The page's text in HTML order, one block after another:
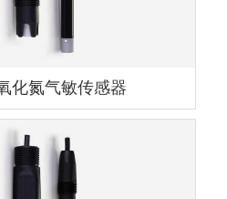
化氮气敏传感器